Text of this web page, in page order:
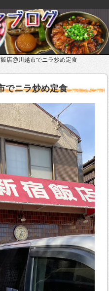
店@川越市でニラ炒め定食
でニラ炒め定食